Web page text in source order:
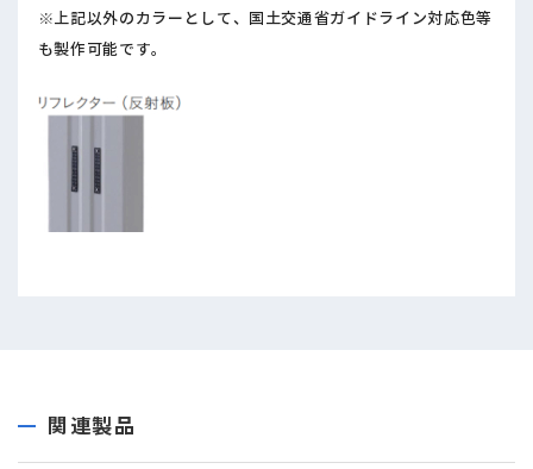
※上記以外のカラーとして、国土交通省ガイドライン対応色等
も製作可能です。
関連製品